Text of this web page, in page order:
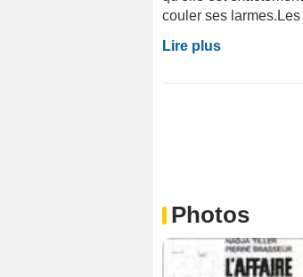
couler ses
Lire plus
Photos